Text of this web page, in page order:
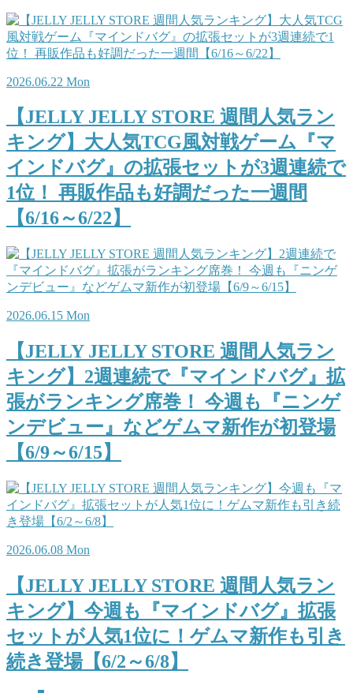
2026.06.22 Mon
【JELLY JELLY STORE 週間人気ラン
キング】大人気TCG風対戦ゲーム『マ
インドバグ』の拡張セットが3週連続で
1位！ 再販作品も好調だった一週間
【6/16～6/22】
2026.06.15 Mon
【JELLY JELLY STORE 週間人気ラン
キング】2週連続で『マインドバグ』拡
張がランキング席巻！ 今週も『ニンゲ
ンデビュー』などゲムマ新作が初登場
【6/9～6/15】
2026.06.08 Mon
【JELLY JELLY STORE 週間人気ラン
キング】今週も『マインドバグ』拡張
セットが人気1位に！ゲムマ新作も引き
続き登場【6/2～6/8】